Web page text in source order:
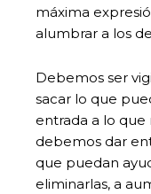
máxima
alumbrar a los
Debemos ser
sacar lo que
entrada a lo que
debemos dar
que puedan
eliminarlas, a